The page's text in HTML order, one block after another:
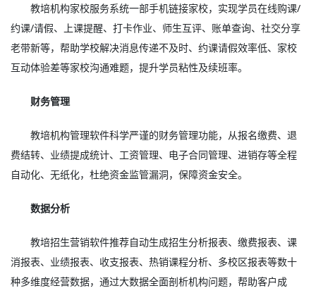
教培机构家校服务系统一部手机链接家校，实现学员在线购课/
约课/请假、上课提醒、打卡作业、师生互评、账单查询、社交分享
老带新等，帮助学校解决消息传递不及时、约课请假效率低、家校
互动体验差等家校沟通难题，提升学员粘性及续班率。
财务管理
教培机构管理软件科学严谨的财务管理功能，从报名缴费、退
费结转、业绩提成统计、工资管理、电子合同管理、进销存等全程
自动化、无纸化，杜绝资金监管漏洞，保障资金安全。
数据分析
教培招生营销软件推荐自动生成招生分析报表、缴费报表、课
消报表、业绩报表、收支报表、热销课程分析、多校区报表等数十
种多维度经营数据，通过大数据全面剖析机构问题，帮助客户成